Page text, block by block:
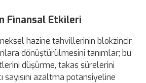
Finansal Etkileri
hazine tahvillerinin blokzincir
dönüştürülmesini tanımlar; bu
düşürme, takas sürelerini
sayısını azaltma potansiyeline